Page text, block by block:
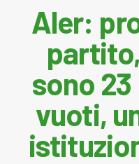
Aler:
sono
vuoti,